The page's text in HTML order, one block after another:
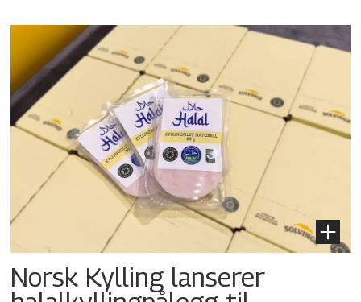
Norsk Kylling lanserer